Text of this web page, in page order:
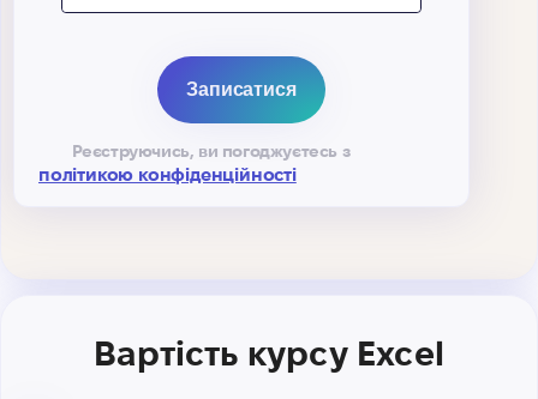
Реєструючись, ви погоджуєтесь з
політикою конфіденційності
Вартість курсу Excel